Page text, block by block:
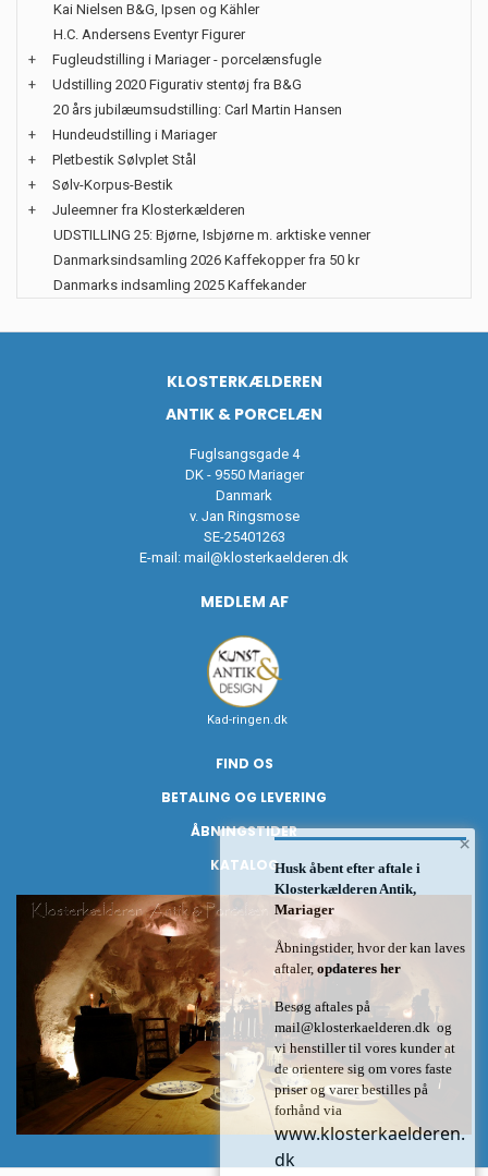
Kai Nielsen B&G, Ipsen og Kähler
H.C. Andersens Eventyr Figurer
+
Fugleudstilling i Mariager - porcelænsfugle
+
Udstilling 2020 Figurativ stentøj fra B&G
20 års jubilæumsudstilling: Carl Martin Hansen
+
Hundeudstilling i Mariager
+
Pletbestik Sølvplet Stål
+
Sølv-Korpus-Bestik
+
Juleemner fra Klosterkælderen
UDSTILLING 25: Bjørne, Isbjørne m. arktiske venner
Danmarksindsamling 2026 Kaffekopper fra 50 kr
Danmarks indsamling 2025 Kaffekander
KLOSTERKÆLDEREN
ANTIK & PORCELÆN
Fuglsangsgade 4
DK - 9550 Mariager
Danmark
v. Jan Ringsmose
SE-25401263
E-mail: mail@klosterkaelderen.dk
MEDLEM AF
Kad-ringen.dk
FIND OS
BETALING OG LEVERING
ÅBNINGSTIDER
KATALOG
×
Husk åbent efter aftale i
Klosterkælderen Antik,
Mariager
Åbningstider, hvor der kan laves
aftaler, opdateres her
Besøg aftales på
mail@klosterkaelderen.dk og
vi henstiller til vores kunder at
de orientere sig om vores faste
priser og varer bestilles på
forhånd via
www.klosterkaelderen.
dk